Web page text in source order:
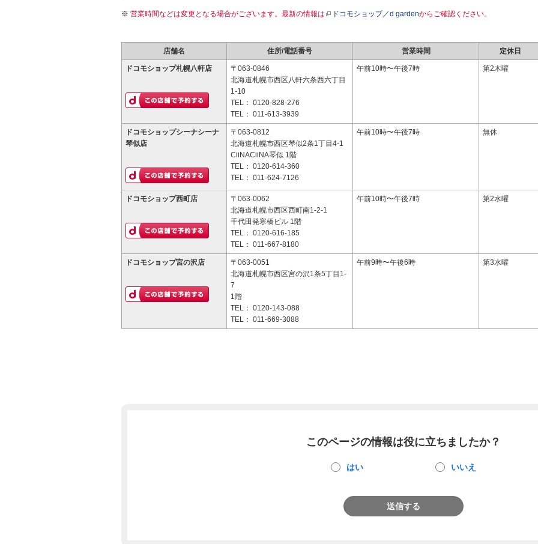
営業時間などは変更となる場合がございます。最新の情報は ドコモショップ／d gardenからご確認ください。
店舗名 住所/電話番号 営業時間 定休日
ドコモショップ札幌八軒店
〒063-0846
北海道札幌市西区八軒六条西六丁目
1-10
TEL： 0120-828-276
TEL： 011-613-3939
午前10時〜午後7時 第2木曜
ドコモショップシーナシーナ
琴似店
〒063-0812
北海道札幌市西区琴似2条1丁目4-1
CiiNACiiNA琴似 1階
TEL： 0120-614-360
TEL： 011-624-7126
午前10時〜午後7時 無休
ドコモショップ西町店
〒063-0062
北海道札幌市西区西町南1-2-1
千代田発寒橋ビル 1階
TEL： 0120-616-185
TEL： 011-667-8180
午前10時〜午後7時 第2水曜
ドコモショップ宮の沢店
〒063-0051
北海道札幌市西区宮の沢1条5丁目1-
7
1階
TEL： 0120-143-088
TEL： 011-669-3088
午前9時〜午後6時 第3水曜
このページの情報は役に立ちましたか？
はい いいえ
送信する